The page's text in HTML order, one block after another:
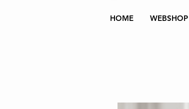
HOME WEBSHOP